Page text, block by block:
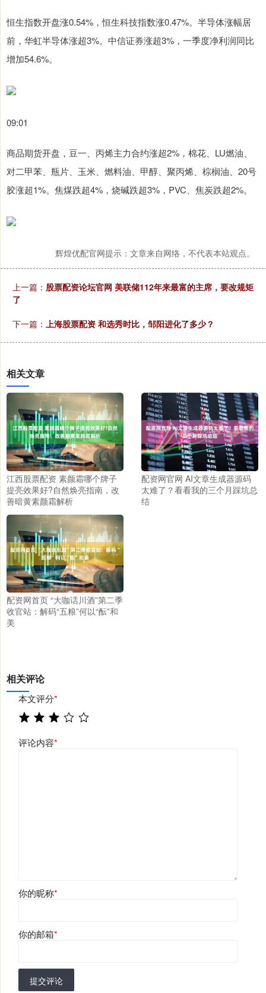
恒生指数开盘涨0.54%，恒生科技指数涨0.47%。半导体涨幅居
前，华虹半导体涨超3%。中信证券涨超3%，一季度净利润同比
增加54.6%。
09:01
商品期货开盘，豆一、丙烯主力合约涨超2%，棉花、LU燃油、
对二甲苯、瓶片、玉米、燃料油、甲醇、聚丙烯、棕榈油、20号
胶涨超1%。焦煤跌超4%，烧碱跌超3%，PVC、焦炭跌超2%。
辉煌优配官网提示：文章来自网络，不代表本站观点。
上一篇： 股票配资论坛官网 美联储112年来最富的主席，要改规矩
了
下一篇： 上海股票配资 和选秀时比，邹阳进化了多少？
相关文章
江西股票配资 素颜霜哪个牌子
提亮效果好?自然焕亮指南，改
善暗黄素颜霜解析
配资网官网 AI文章生成器源码
太难了？看看我的三个月踩坑总
结
配资网首页 “大咖话川酒”第二季
收官站：解码“五粮”何以“酝”和
美
相关评论
本文评分*
评论内容*
你的昵称*
你的邮箱*
提交评论